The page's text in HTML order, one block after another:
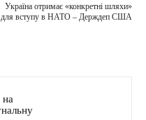
Україна отримає «конкретні шляхи»
для вступу в НАТО – Держдеп США